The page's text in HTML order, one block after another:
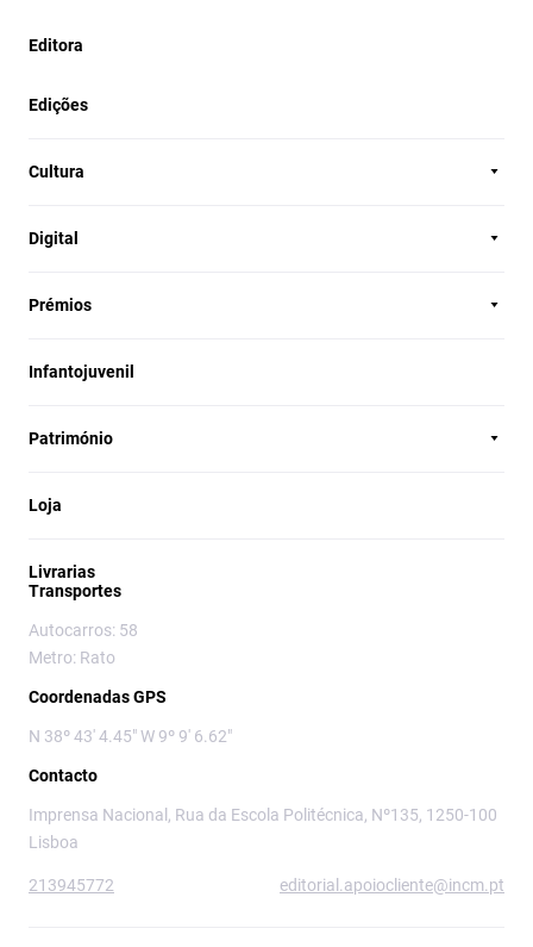
Editora
Edições
Cultura
Digital
Prémios
Infantojuvenil
Património
Loja
Livrarias
Transportes
Autocarros: 58
Metro: Rato
Coordenadas GPS
N 38º 43' 4.45" W 9º 9' 6.62"
Contacto
Imprensa Nacional, Rua da Escola Politécnica, Nº135, 1250-100
Lisboa
213945772 editorial.apoiocliente@incm.pt